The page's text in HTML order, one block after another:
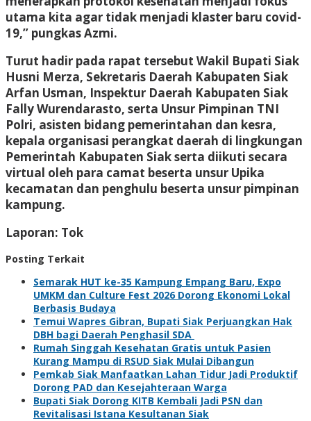
utama kita agar tidak menjadi klaster baru covid-
19,” pungkas Azmi.
Turut hadir pada rapat tersebut Wakil Bupati Siak
Husni Merza, Sekretaris Daerah Kabupaten Siak
Arfan Usman, Inspektur Daerah Kabupaten Siak
Fally Wurendarasto, serta Unsur Pimpinan TNI
Polri, asisten bidang pemerintahan dan kesra,
kepala organisasi perangkat daerah di lingkungan
Pemerintah Kabupaten Siak serta diikuti secara
virtual oleh para camat beserta unsur Upika
kecamatan dan penghulu beserta unsur pimpinan
kampung.
Laporan: Tok
Posting Terkait
Semarak HUT ke-35 Kampung Empang Baru, Expo
UMKM dan Culture Fest 2026 Dorong Ekonomi Lokal
Berbasis Budaya
Temui Wapres Gibran, Bupati Siak Perjuangkan Hak
DBH bagi Daerah Penghasil SDA
Rumah Singgah Kesehatan Gratis untuk Pasien
Kurang Mampu di RSUD Siak Mulai Dibangun
Pemkab Siak Manfaatkan Lahan Tidur Jadi Produktif
Dorong PAD dan Kesejahteraan Warga
Bupati Siak Dorong KITB Kembali Jadi PSN dan
Revitalisasi Istana Kesultanan Siak